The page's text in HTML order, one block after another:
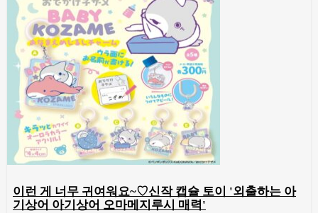
이런 게 너무 귀여워요~♡신작 캡슐 토이 '외출하는 아
기상어 아기상어 오마메지루시 매력'